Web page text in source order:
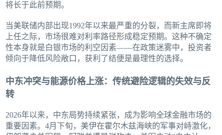
将长于此前预期。
当美联储内部出现1992年以来最严重的分裂，而新主席即将
上任之际，市场很难对利率路径形成稳定预期。这种不确定
性本身就是白银市场的利空因素——在政策迷雾中，投资者
倾向于降低风险敞口，获利了结便是最理性的选择。
中东冲突与能源价格上涨：传统避险逻辑的失效与反
转
2026年以来，中东局势持续紧张，成为影响全球金融市场的
重要因素。4月下旬，美伊在霍尔木兹海峡的军事对峙激化，